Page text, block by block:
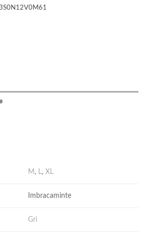
M , L,XL
Imbracaminte
Gri